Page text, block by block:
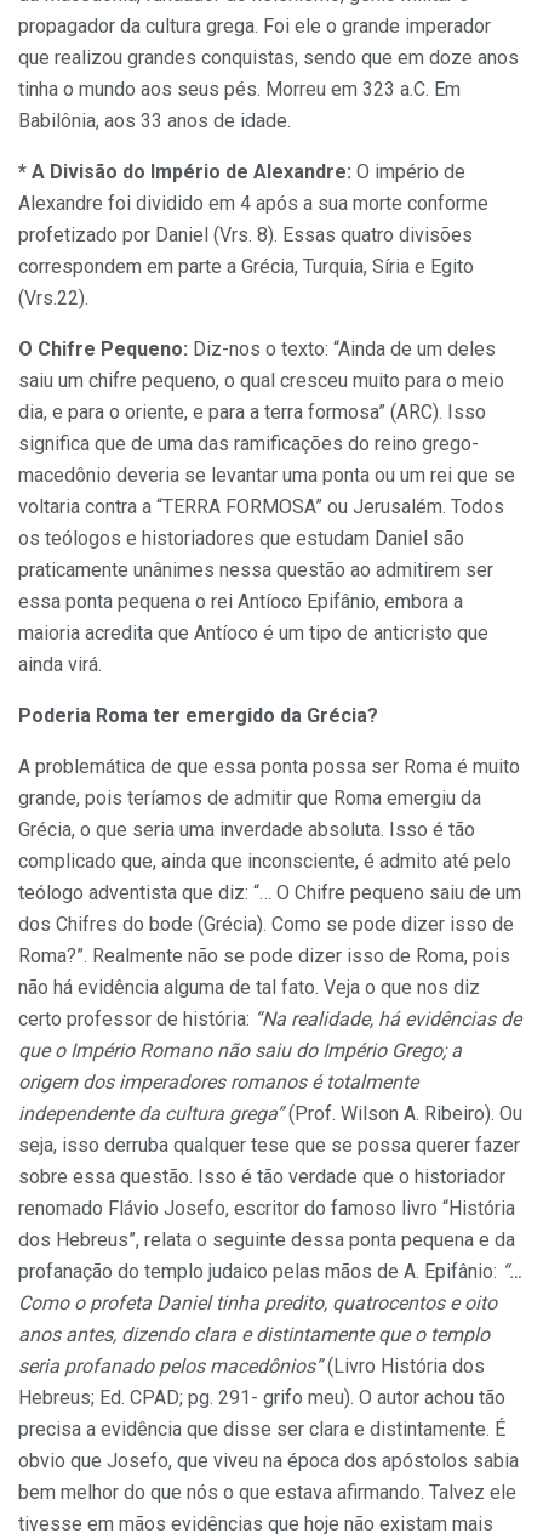
propagador da cultura grega. Foi ele o grande imperador
que realizou grandes conquistas, sendo que em doze anos
tinha o mundo aos seus pés. Morreu em 323 a.C. Em
Babilônia, aos 33 anos de idade.
* A Divisão do Império de Alexandre: O império de
Alexandre foi dividido em 4 após a sua morte conforme
profetizado por Daniel (Vrs. 8). Essas quatro divisões
correspondem em parte a Grécia, Turquia, Síria e Egito
(Vrs.22).
O Chifre Pequeno: Diz-nos o texto: “Ainda de um deles
saiu um chifre pequeno, o qual cresceu muito para o meio
dia, e para o oriente, e para a terra formosa” (ARC). Isso
significa que de uma das ramificações do reino grego-
macedônio deveria se levantar uma ponta ou um rei que se
voltaria contra a “TERRA FORMOSA” ou Jerusalém. Todos
os teólogos e historiadores que estudam Daniel são
praticamente unânimes nessa questão ao admitirem ser
essa ponta pequena o rei Antíoco Epifânio, embora a
maioria acredita que Antíoco é um tipo de anticristo que
ainda virá.
Poderia Roma ter emergido da Grécia?
A problemática de que essa ponta possa ser Roma é muito
grande, pois teríamos de admitir que Roma emergiu da
Grécia, o que seria uma inverdade absoluta. Isso é tão
complicado que, ainda que inconsciente, é admito até pelo
teólogo adventista que diz: “… O Chifre pequeno saiu de um
dos Chifres do bode (Grécia). Como se pode dizer isso de
Roma?”. Realmente não se pode dizer isso de Roma, pois
não há evidência alguma de tal fato. Veja o que nos diz
certo professor de história: “Na realidade, há evidências de
que o Império Romano não saiu do Império Grego; a
origem dos imperadores romanos é totalmente
independente da cultura grega”(Prof. Wilson A. Ribeiro). Ou
seja, isso derruba qualquer tese que se possa querer fazer
sobre essa questão. Isso é tão verdade que o historiador
renomado Flávio Josefo, escritor do famoso livro “História
dos Hebreus”, relata o seguinte dessa ponta pequena e da
profanação do templo judaico pelas mãos de A. Epifânio: “…
Como o profeta Daniel tinha predito, quatrocentos e oito
anos antes, dizendo clara e distintamente que o templo
seria profanado pelos macedônios”(Livro História dos
Hebreus; Ed. CPAD; pg. 291- grifo meu). O autor achou tão
precisa a evidência que disse ser clara e distintamente. É
obvio que Josefo, que viveu na época dos apóstolos sabia
bem melhor do que nós o que estava afirmando. Talvez ele
tivesse em mãos evidências que hoje não existam mais